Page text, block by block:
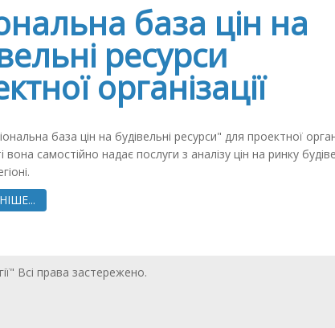
база цін на
ресурси
організації
база цін на будівельні ресурси" для проектної
вона самостійно надає послуги з аналізу цін на ринку
Всі права застережено.